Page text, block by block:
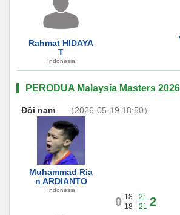
Rahmat HIDAYA
T
Indonesia
PERODUA Malaysia Masters 2026
Đôi nam （2026-05-19 18:50）
Muhammad Ria
n ARDIANTO
Indonesia
0 18 - 21
18 - 21 2